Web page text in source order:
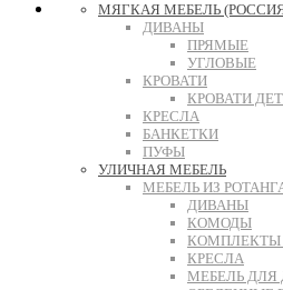
МЯГКАЯ МЕБЕЛЬ
ДИВАНЫ
ПРЯМЫЕ
УГЛОВЫЕ
КРОВАТИ
КРОВАТИ
КРЕСЛА
БАНКЕТКИ
ПУФЫ
УЛИЧНАЯ МЕБЕЛЬ
МЕБЕЛЬ ИЗ
ДИВАНЫ
КОМОДЫ
КОМПЛЕКТЫ
КРЕСЛА
МЕБЕЛЬ ДЛЯ